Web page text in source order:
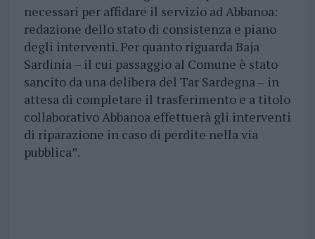
necessari per affidare il servizio ad Abbanoa:
redazione dello stato di consistenza e piano
degli interventi. Per quanto riguarda Baja
Sardinia – il cui passaggio al Comune è stato
sancito da una delibera del Tar Sardegna – in
attesa di completare il trasferimento e a titolo
collaborativo Abbanoa effettuerà gli interventi
di riparazione in caso di perdite nella via
pubblica”.